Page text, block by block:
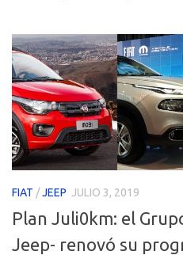
FIAT /JEEP JULIO 3, 2019
Plan Juli0km: el
Jeep- renovó su